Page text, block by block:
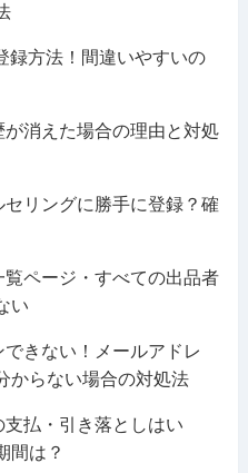
録方法！間違いやすいの
消えた場合の理由と対処
リングに勝手に登録？確
ページ・すべての出品者
い
きない！メールアドレ
からない場合の対処法
払・引き落としはい
間は？